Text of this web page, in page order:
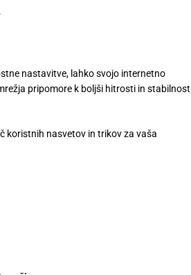
nastavitve, lahko svojo internetno
pripomore k boljši hitrosti in
koristnih nasvetov in trikov za vaša